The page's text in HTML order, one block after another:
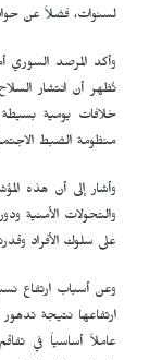
لسنوات، فضلاً عن
وأكد المرصد السوري
تٌظهر أن انتشار
خلافات يومية
منظومة الضبط
وأشار إلى أن هذه
والتحولات الأمنية
على سلوك الأفراد
وعن أسباب ارتفاع
ارتفاعها نتيجة تدهور
عاملاً أساسياً في